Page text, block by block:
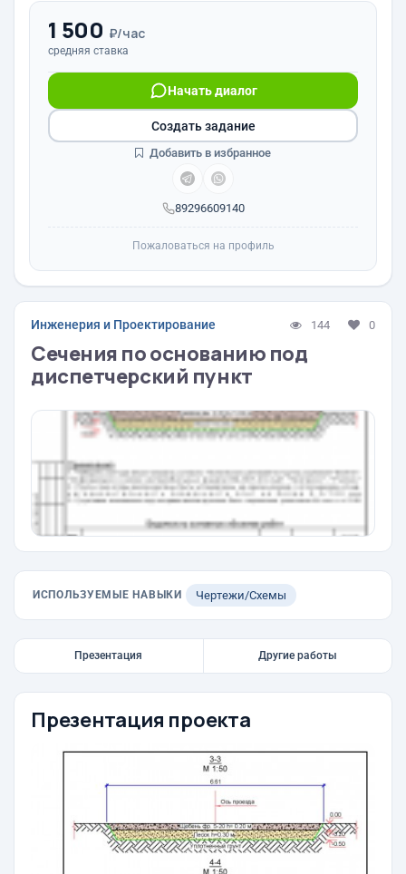
1 500 ₽/час
средняя ставка
89296609140
Начать диалог
Создать задание
Добавить в избранное
Пожаловаться на профиль
Инженерия и Проектирование 144 0
Сечения по основанию под
диспетчерский пункт
ИСПОЛЬЗУЕМЫЕ НАВЫКИ Чертежи/Схемы
Презентация Другие работы
Презентация проекта